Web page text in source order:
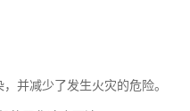
并减少了发生火灾的危险。